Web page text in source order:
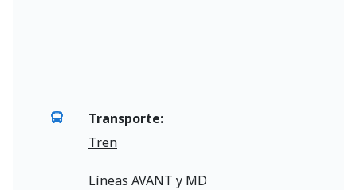
Transporte:
Tren
Líneas AVANT y MD